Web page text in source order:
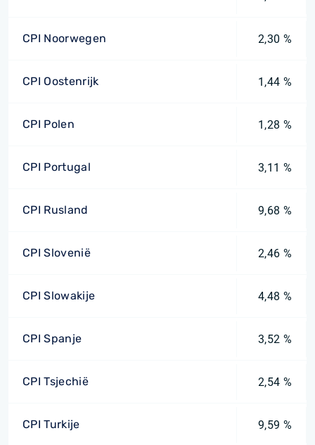
CPI Noorwegen 2,30 %
CPI Oostenrijk 1,44 %
CPI Polen 1,28 %
CPI Portugal 3,11 %
CPI Rusland 9,68 %
CPI Slovenië 2,46 %
CPI Slowakije 4,48 %
CPI Spanje 3,52 %
CPI Tsjechië 2,54 %
CPI Turkije 9,59 %